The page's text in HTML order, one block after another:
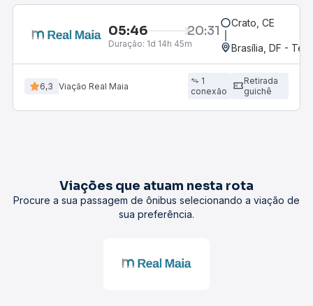
05:46 20:31
Duração: 1d 14h 45m
Crato, CE
Brasília, DF -
6,3 Viação Real Maia
1
conexão
Retirada
guichê
Viações que atuam nesta rota
Procure a sua passagem de ônibus selecionando a viação de
sua preferência.